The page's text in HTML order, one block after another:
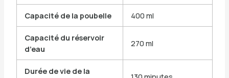
Capacité de la poubelle 400 ml
Capacité du réservoir
d’eau
270 ml
Durée de vie de la